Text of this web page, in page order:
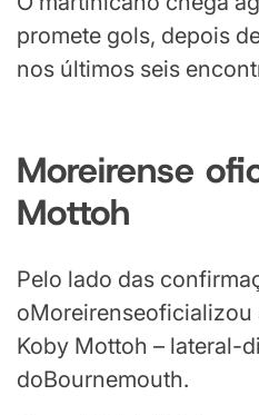
promete gols, depois
nos últimos seis
Moreirense
Mottoh
Pelo lado das
oMoreirenseoficializou
Koby Mottoh – lateral-
doBournemouth.